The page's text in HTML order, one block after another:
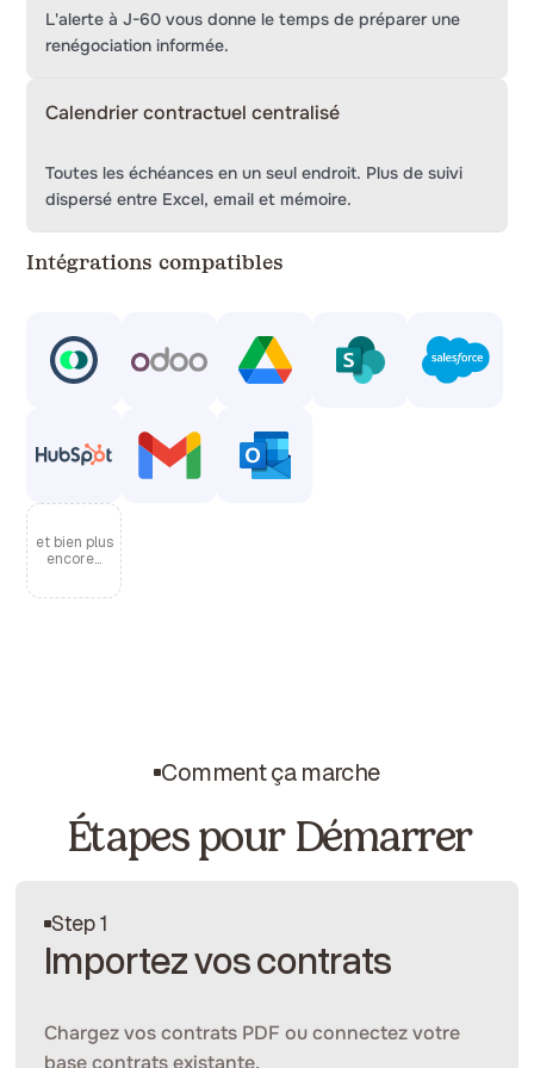
L'alerte à J-60 vous donne le temps de préparer une
renégociation informée.
Calendrier contractuel centralisé
Toutes les échéances en un seul endroit. Plus de suivi
dispersé entre Excel, email et mémoire.
Intégrations compatibles
et bien plus
encore...
Comment ça marche
Étapes pour Démarrer
Step 1
Importez vos contrats
Chargez vos contrats PDF ou connectez votre
base contrats existante.